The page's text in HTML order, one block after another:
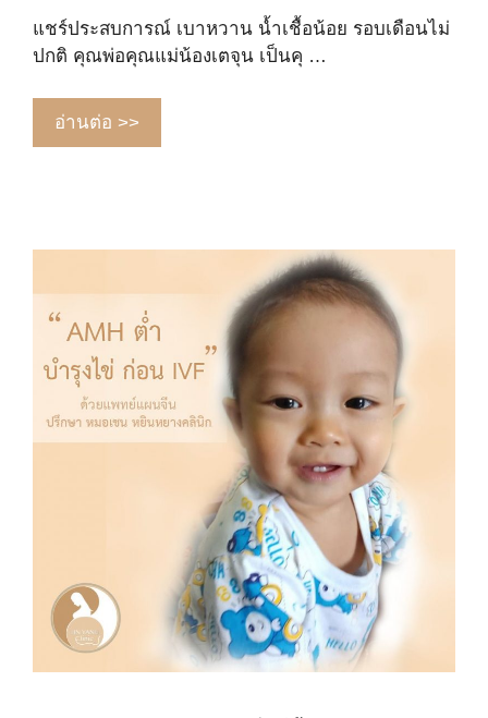
แชร์ประสบการณ์ เบาหวาน น้ำเชื้อน้อย รอบเดือนไม่
ปกติ คุณพ่อคุณแม่น้องเตจุน เป็นคุ …
อ่านต่อ >>